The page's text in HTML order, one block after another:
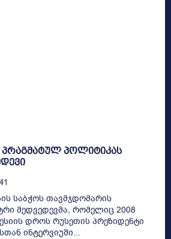
პოლიტიკას
საბჭოს თავმჯდომარის
მედვედევმა, რომელიც 2008
დროს რუსეთის პრეზიდენტი
ინტერვიუში...